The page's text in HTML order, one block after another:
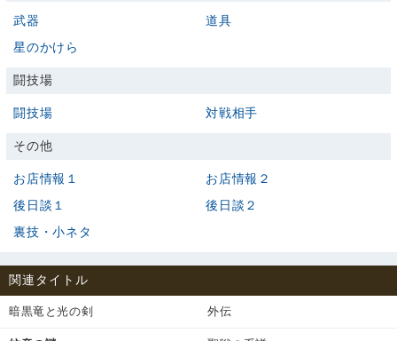
武器
道具
星のかけら
闘技場
闘技場 対戦相手
その他
お店情報１
お店情報２
後日談１
後日談２
裏技・小ネタ
関連タイトル
暗黒竜と光の剣 外伝